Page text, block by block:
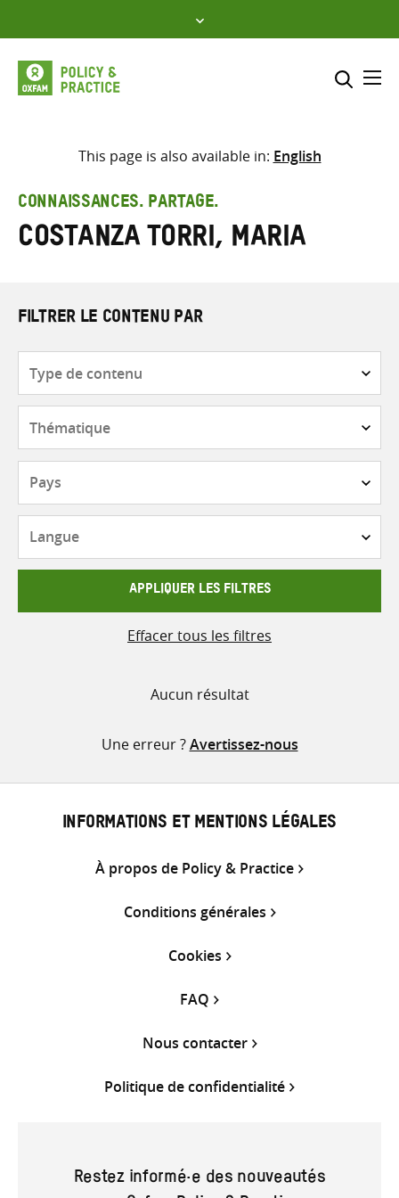
to
content
Sélectionner l’emplacement
Saisir
les
termes
This page is also available in: English
CONNAISSANCES. PARTAGE.
Costanza Torri, Maria
FILTRER LE CONTENU PAR
contenu
APPLIQUER LES FILTRES
Effacer tous les filtres
Aucun résultat
Une erreur ?Avertissez-nous
INFORMATIONS ET MENTIONS LÉGALES
À propos de Policy & Practice
Conditions générales
Cookies
FAQ
Nous contacter
Politique de confidentialité
Restez informé·e des nouveautés